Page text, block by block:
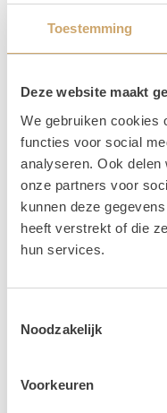
Toestemming
Deze website maakt
We gebruiken cookies
functies voor social
analyseren. Ook
onze partners voor
kunnen deze
heeft verstrekt of die
hun services.
Noodzakelijk
Voorkeuren
Lees hier alle